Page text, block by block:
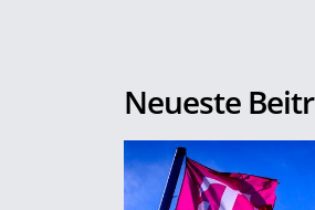
Neueste